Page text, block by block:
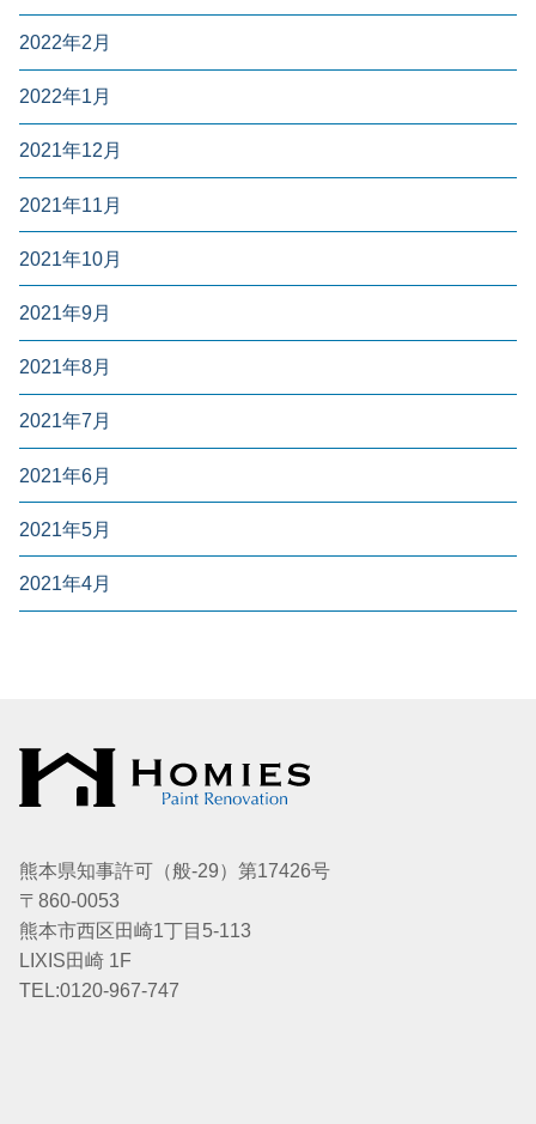
2022年2月
2022年1月
2021年12月
2021年11月
2021年10月
2021年9月
2021年8月
2021年7月
2021年6月
2021年5月
2021年4月
熊本県知事許可（般-29）第17426号
〒860-0053
熊本市西区田崎1丁目5-113
LIXIS田崎 1F
TEL:0120-967-747